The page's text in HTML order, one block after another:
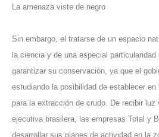
La amenaza viste de negro
Sin embargo, el tratarse de un espacio
la ciencia y de una especial
garantizar su conservación, ya que el
estudiando la posibilidad de establecer
para la extracción de crudo. De recibir luz
ejecutiva brasilera, las empresas Total y
desarrollar sus planes de actividad en la